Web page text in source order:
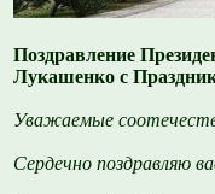
Поздравление
Лукашенко с
Уважаемые
Сердечно поздравляю